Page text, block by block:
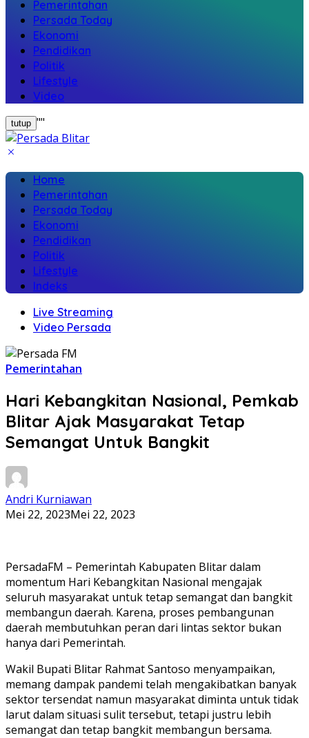
Pemerintahan
Persada Today
Ekonomi
Pendidikan
Politik
Lifestyle
Video
tutup ""
Home
Pemerintahan
Persada Today
Ekonomi
Pendidikan
Politik
Lifestyle
Indeks
Live Streaming
Video Persada
Pemerintahan
Hari Kebangkitan Nasional, Pemkab
Blitar Ajak Masyarakat Tetap
Semangat Untuk Bangkit
Andri Kurniawan
Mei 22, 2023Mei 22, 2023
PersadaFM – Pemerintah Kabupaten Blitar dalam
momentum Hari Kebangkitan Nasional mengajak
seluruh masyarakat untuk tetap semangat dan bangkit
membangun daerah. Karena, proses pembangunan
daerah membutuhkan peran dari lintas sektor bukan
hanya dari Pemerintah.
Wakil Bupati Blitar Rahmat Santoso menyampaikan,
memang dampak pandemi telah mengakibatkan banyak
sektor tersendat namun masyarakat diminta untuk tidak
larut dalam situasi sulit tersebut, tetapi justru lebih
semangat dan tetap bangkit membangun bersama.